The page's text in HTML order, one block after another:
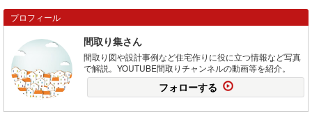
プロフィール
間取り集さん
間取り図や設計事例など住宅作りに役に立つ情報など写真
で解説。YOUTUBE間取りチャンネルの動画等を紹介。
フォローする